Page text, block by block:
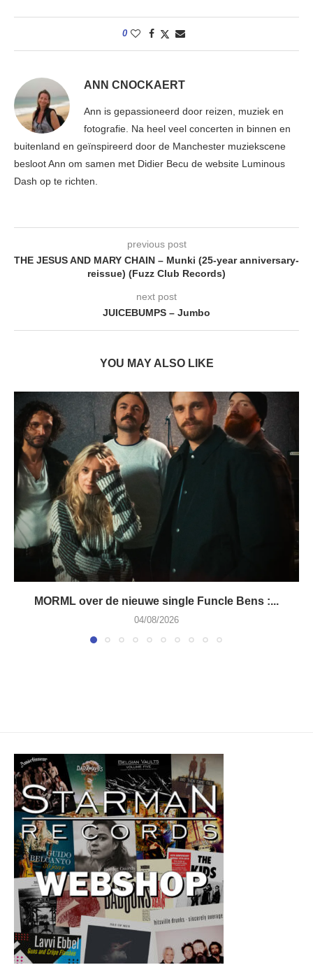
0
ANN CNOCKAERT
Ann is gepassioneerd door reizen, muziek en
fotografie. Na heel veel concerten in binnen en
buitenland en geïnspireerd door de Manchester muziekscene
besloot Ann om samen met Didier Becu de website Luminous
Dash op te richten.
previous post
THE JESUS AND MARY CHAIN – Munki (25-year anniversary-
reissue) (Fuzz Club Records)
next post
JUICEBUMPS – Jumbo
YOU MAY ALSO LIKE
MORML over de nieuwe single Funcle Bens :...
04/08/2026